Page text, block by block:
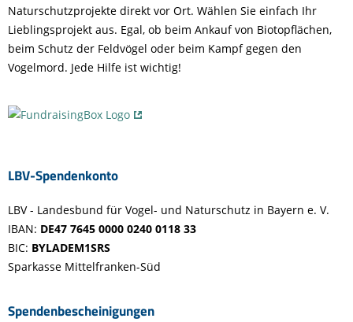
Naturschutzprojekte direkt vor Ort. Wählen Sie einfach Ihr
Lieblingsprojekt aus. Egal, ob beim Ankauf von Biotopflächen,
beim Schutz der Feldvögel oder beim Kampf gegen den
Vogelmord. Jede Hilfe ist wichtig!
LBV-Spendenkonto
LBV - Landesbund für Vogel- und Naturschutz in Bayern e. V.
IBAN: DE47 7645 0000 0240 0118 33
BIC: BYLADEM1SRS
Sparkasse Mittelfranken-Süd
Spendenbescheinigungen